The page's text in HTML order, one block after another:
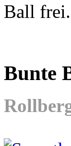
Ball frei.
Bunte